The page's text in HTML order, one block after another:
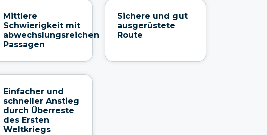
Mittlere
Schwierigkeit mit
abwechslungsreichen
Passagen
Sichere und gut
ausgerüstete
Route
Einfacher und
schneller Anstieg
durch Überreste
des Ersten
Weltkriegs